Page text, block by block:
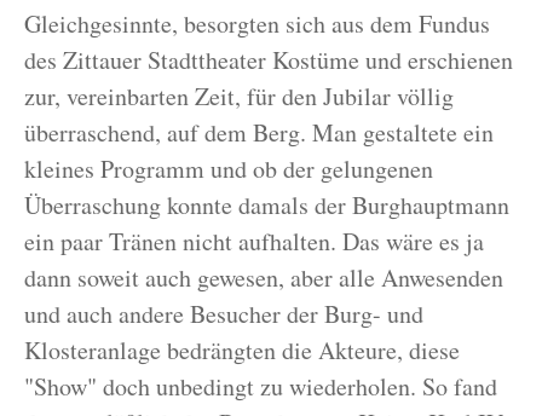
Gleichgesinnte, besorgten sich aus dem Fundus
des Zittauer Stadttheater Kostüme und erschienen
zur, vereinbarten Zeit, für den Jubilar völlig
überraschend, auf dem Berg. Man gestaltete ein
kleines Programm und ob der gelungenen
Überraschung konnte damals der Burghauptmann
ein paar Tränen nicht aufhalten. Das wäre es ja
dann soweit auch gewesen, aber alle Anwesenden
und auch andere Besucher der Burg- und
Klosteranlage bedrängten die Akteure, diese
"Show" doch unbedingt zu wiederholen. So fand